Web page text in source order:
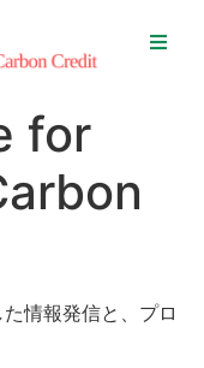
for
情報発信と、​プロ